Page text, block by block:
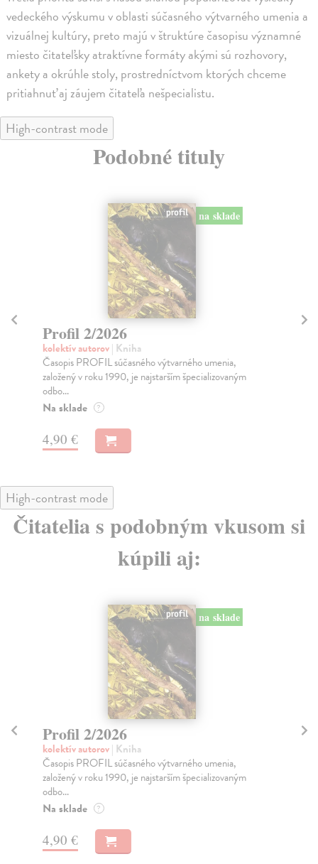
vedeckého výskumu v oblasti súčasného výtvarného umenia a
vizuálnej kultúry, preto majú v štruktúre časopisu významné
miesto čitateľsky atraktívne formáty akými sú rozhovory,
ankety a okrúhle stoly, prostredníctvom ktorých chceme
pritiahnuť aj záujem čitateľa nešpecialistu.
High-contrast mode
Podobné tituly
na sklade
Profil 1/2024
kolektív autorov| Kniha
OBSAH: Návrat k „mečiarizmu“ / Return to the
Practices of the Mečiar’s government Katarína
Rusnáková...
Na sklade ?
2,90 €
High-contrast mode
Čitatelia s podobným vkusom si
kúpili aj:
na sklade
Profil 1/2024
kolektív autorov| Kniha
OBSAH: Návrat k „mečiarizmu“ / Return to the
Practices of the Mečiar’s government Katarína
Rusnáková...
Na sklade ?
2,90 €